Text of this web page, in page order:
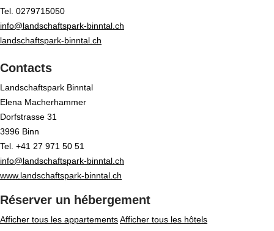
Tel. 0279715050
info@landschaftspark-binntal.ch
landschaftspark-binntal.ch
Contacts
Landschaftspark Binntal
Elena Macherhammer
Dorfstrasse 31
3996 Binn
Tel. +41 27 971 50 51
info@landschaftspark-binntal.ch
www.landschaftspark-binntal.ch
Réserver un hébergement
Afficher tous les appartementsAfficher tous les hôtels